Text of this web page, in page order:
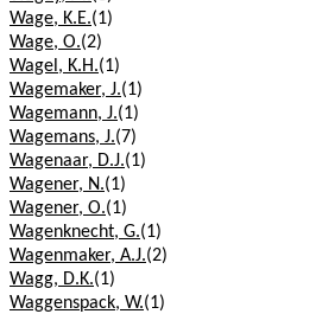
Wage, K.E.(1)
Wage, O.(2)
Wagel, K.H.(1)
Wagemaker, J.(1)
Wagemann, J.(1)
Wagemans, J.(7)
Wagenaar, D.J.(1)
Wagener, N.(1)
Wagener, O.(1)
Wagenknecht, G.(1)
Wagenmaker, A.J.(2)
Wagg, D.K.(1)
Waggenspack, W.(1)